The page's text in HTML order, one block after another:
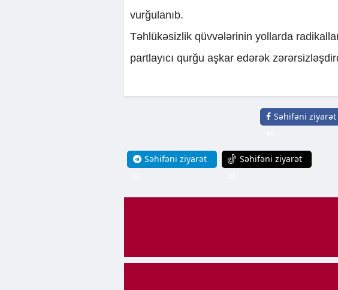
vurğulanıb.
Təhlükəsizlik qüvvələrinin yollarda
partlayıcı qurğu aşkar edərək
Səhifəni ziyarət
Səhifəni ziyarət
Səhifəni ziyarət